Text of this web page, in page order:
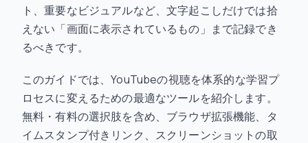
ト、重要なビジュアルなど、文字起こしだけでは拾
えない「画面に表示されているもの」まで記録でき
るべきです。
このガイドでは、YouTubeの視聴を体系的な学習プ
ロセスに変えるための最適なツールを紹介します。
無料・有料の選択肢を含め、ブラウザ拡張機能、タ
イムスタンプ付きリンク、スクリーンショットの取